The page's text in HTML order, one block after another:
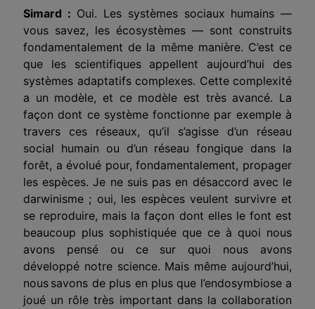
Simard : Oui. Les systèmes sociaux humains —
vous savez, les écosystèmes — sont construits
fondamentalement de la même manière. C’est ce
que les scientifiques appellent aujourd’hui des
systèmes adaptatifs complexes. Cette complexité
a un modèle, et ce modèle est très avancé. La
façon dont ce système fonctionne par exemple à
travers ces réseaux, qu’il s’agisse d’un réseau
social humain ou d’un réseau fongique dans la
forêt, a évolué pour, fondamentalement, propager
les espèces. Je ne suis pas en désaccord avec le
darwinisme ; oui, les espèces veulent survivre et
se reproduire, mais la façon dont elles le font est
beaucoup plus sophistiquée que ce à quoi nous
avons pensé ou ce sur quoi nous avons
développé notre science. Mais même aujourd’hui,
nous savons de plus en plus que l’endosymbiose a
joué un rôle très important dans la collaboration